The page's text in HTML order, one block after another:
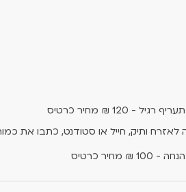
- 120 ₪ מחיר כרטיס
ותיק, חייל או סטודנט, כתבו את
מחיר כרטיס